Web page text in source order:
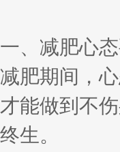
一、减肥心
减肥期间，
才能做到不
终生。